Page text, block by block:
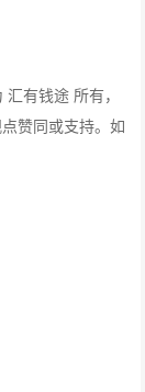
有钱途 所有，
赞同或支持。如